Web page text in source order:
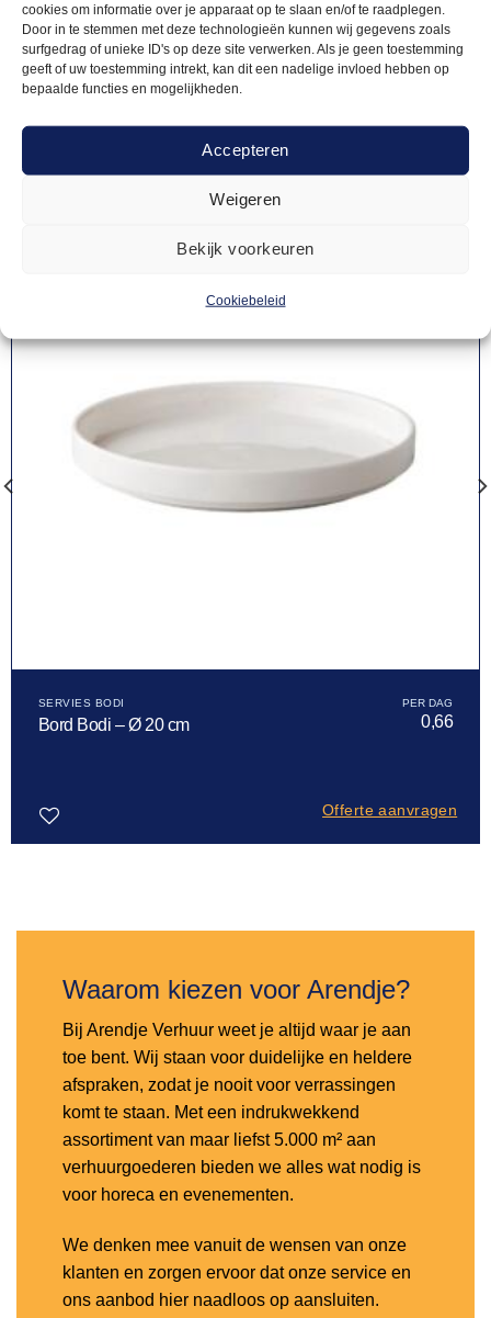
cookies om informatie over je apparaat op te slaan en/of te raadplegen.
Door in te stemmen met deze technologieën kunnen wij gegevens zoals
surfgedrag of unieke ID's op deze site verwerken. Als je geen toestemming
geeft of uw toestemming intrekt, kan dit een nadelige invloed hebben op
bepaalde functies en mogelijkheden.
Accepteren
Weigeren
Bekijk voorkeuren
Cookiebeleid
Gerelateerde
producten
SERVIES BODI
Bord Bodi – Ø 20 cm 0,66
Offerte aanvragen
Waarom kiezen voor Arendje?
Bij Arendje Verhuur weet je altijd waar je aan
toe bent. Wij staan voor duidelijke en heldere
afspraken, zodat je nooit voor verrassingen
komt te staan. Met een indrukwekkend
assortiment van maar liefst 5.000 m² aan
verhuurgoederen bieden we alles wat nodig is
voor horeca en evenementen.
We denken mee vanuit de wensen van onze
klanten en zorgen ervoor dat onze service en
ons aanbod hier naadloos op aansluiten.